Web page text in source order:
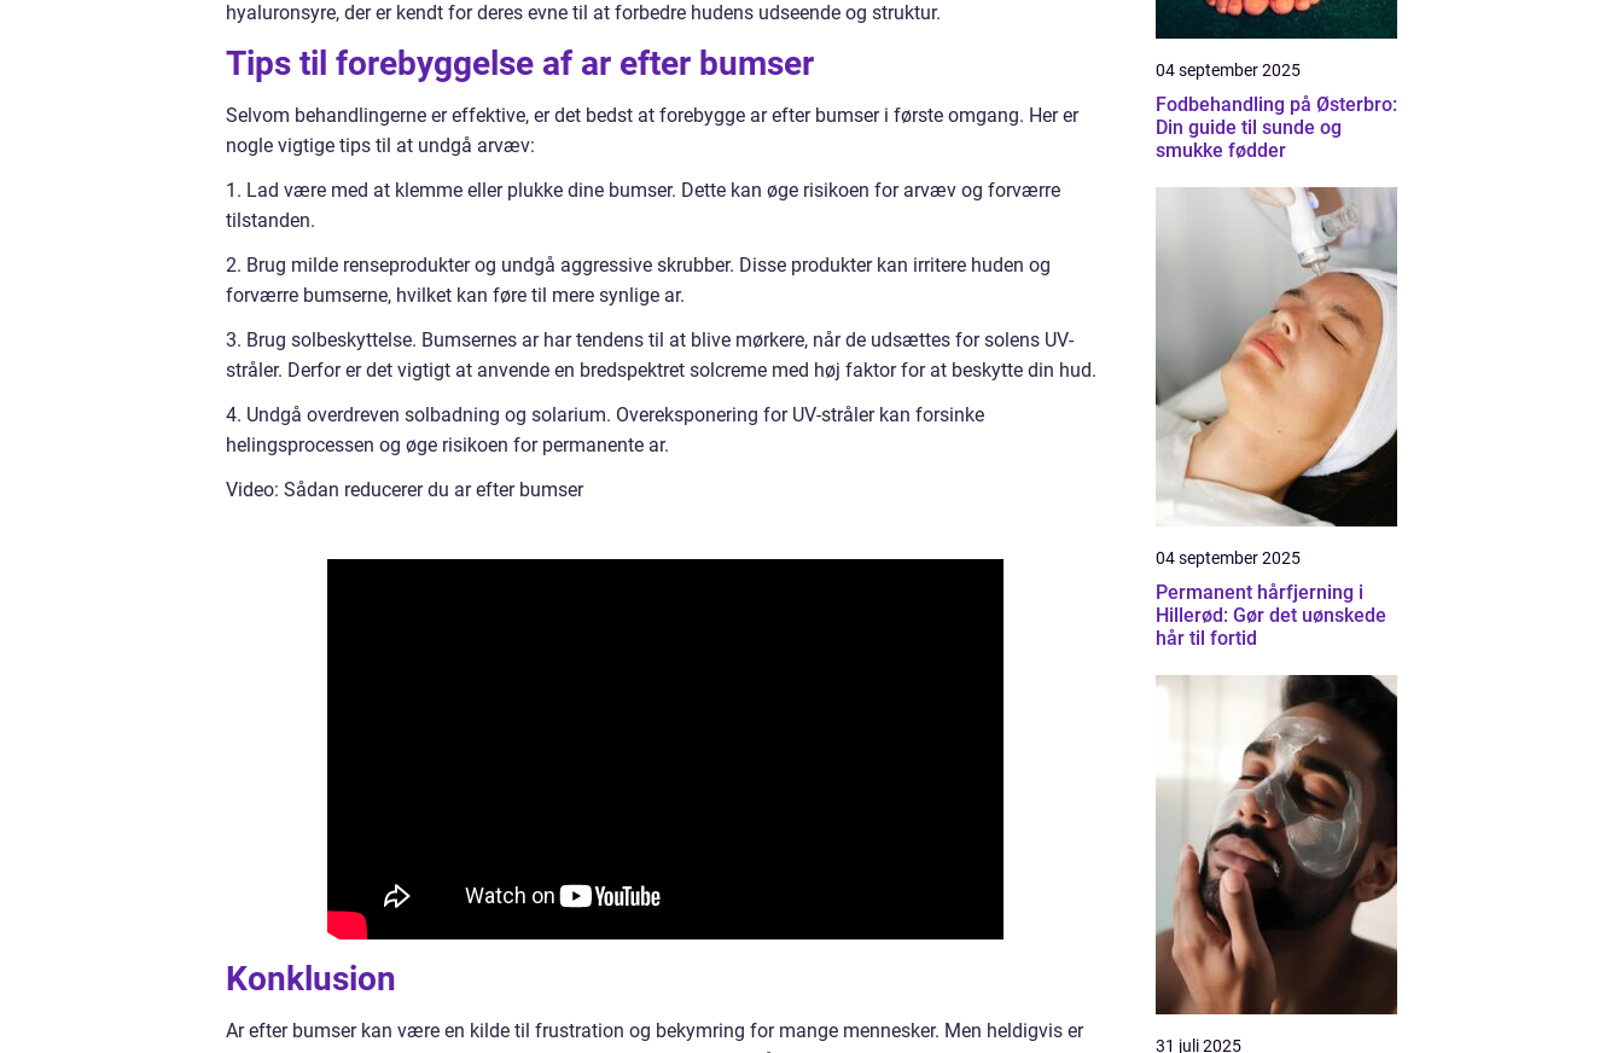
hyaluronsyre, der er kendt for deres evne til at forbedre hudens udseende og struktur.
Tips til forebyggelse af ar efter bumser
Selvom behandlingerne er effektive, er det bedst at forebygge ar efter bumser i første omgang. Her er
nogle vigtige tips til at undgå arvæv:
1. Lad være med at klemme eller plukke dine bumser. Dette kan øge risikoen for arvæv og forværre
tilstanden.
2. Brug milde renseprodukter og undgå aggressive skrubber. Disse produkter kan irritere huden og
forværre bumserne, hvilket kan føre til mere synlige ar.
3. Brug solbeskyttelse. Bumsernes ar har tendens til at blive mørkere, når de udsættes for solens UV-
stråler. Derfor er det vigtigt at anvende en bredspektret solcreme med høj faktor for at beskytte din hud.
4. Undgå overdreven solbadning og solarium. Overeksponering for UV-stråler kan forsinke
helingsprocessen og øge risikoen for permanente ar.
Video: Sådan reducerer du ar efter bumser
Konklusion
Ar efter bumser kan være en kilde til frustration og bekymring for mange mennesker. Men heldigvis er
04 september 2025
Fodbehandling på Østerbro:
Din guide til sunde og
smukke fødder
04 september 2025
Permanent hårfjerning i
Hillerød: Gør det uønskede
hår til fortid
31 juli 2025